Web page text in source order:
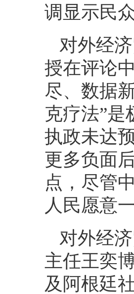
调显示民
对外经
授在评论
尽、数据
克疗法”是
执政未达
更多负面
点，尽管
人民愿意
对外经
主任王奕
及阿根廷